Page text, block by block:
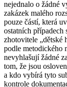
nejednalo o žádné
zakázek malého
pouze částí, která
ostatních případech
zhotovitele „dětské
podle metodického
nevyhlašují žádné
tom, že jsou
a kdo vybírá tyto
kontrole